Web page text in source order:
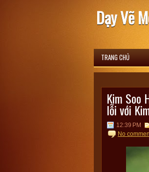
Dạy Vẽ
TRANG CHỦ
Kim Soo
lỗi với
12:39 PM
No